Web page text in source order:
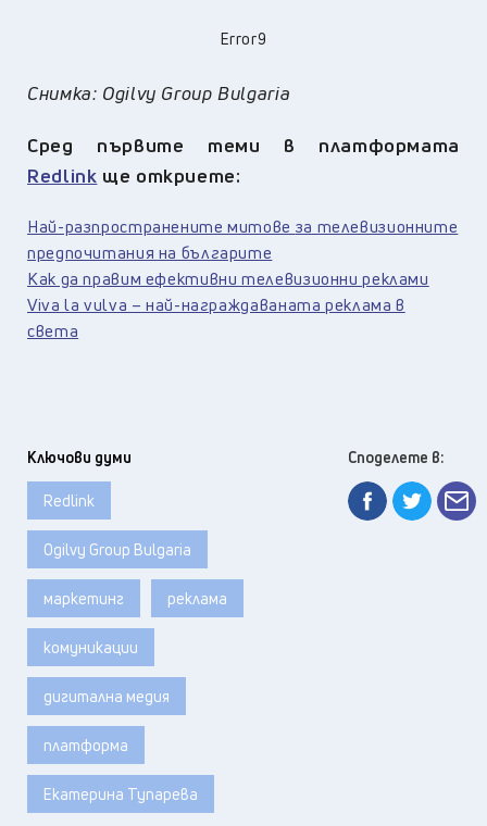
Error9
Снимка: Ogilvy Group Bulgaria
Сред първите теми в платформата
Redlink ще откриете:
Най-разпространените митове за телевизионните
предпочитания на българите
Как да правим ефективни телевизионни реклами
Viva la vulva – най-награждаваната реклама в
света
Ключови думи
Redlink
Ogilvy Group Bulgaria
маркетинг реклама
комуникации
дигитална медия
платформа
Екатерина Тупарева
Споделете в: